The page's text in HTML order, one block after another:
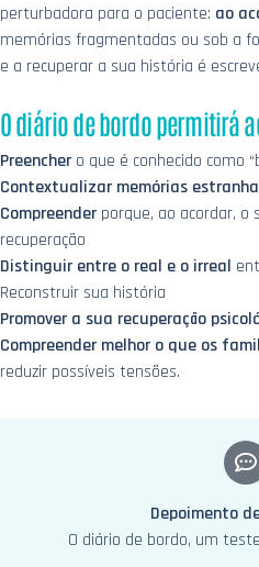
perturbadora para o paciente: ao
memórias fragmentadas ou sob a
e a recuperar a sua história é
O diário de bordo permitirá
Preencher o que é conhecido como
Contextualizar memórias
Compreender porque, ao acordar,
recuperação
Distinguir entre o real e o irreal
Reconstruir sua história
Promover a sua recuperação
Compreender melhor o que os
reduzir possíveis tensões.
Depoimento
O diário de bordo, um